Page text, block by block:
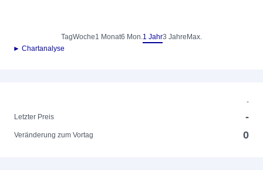
TagWoche1 Monat6 Mon.1 Jahr3 Jahre Max.
► Chartanalyse
-
Letzter Preis
-
Veränderung zum Vortag 0